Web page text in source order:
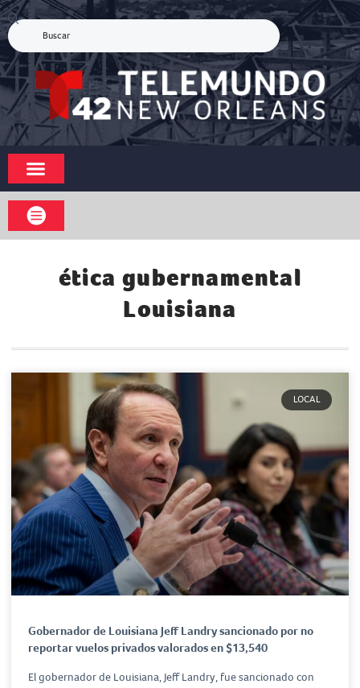
ética gubernamental
Louisiana
LOCAL
Gobernador de Louisiana Jeff Landry sancionado por no
reportar vuelos privados valorados en $13,540
El gobernador de Louisiana, Jeff Landry, fue sancionado con